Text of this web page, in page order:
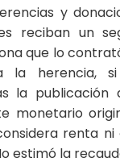
y
reciban un
que lo
la herencia,
la publicación
monetario
renta
estimó la